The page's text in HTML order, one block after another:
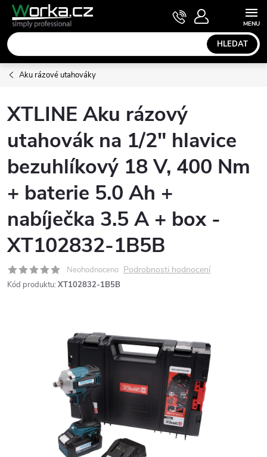
Přejít
obsah
HLEDAT
NÁKUPNÍ
KOŠÍK
Aku rázové utahováky
XTLINE Aku rázový
utahovák na 1/2" hlavice
bezuhlíkový 18 V, 400 Nm
+ baterie 5.0 Ah +
nabíječka 3.5 A + box -
XT102832-1B5B
Neohodnoceno Podrobnosti hodnocení
Kód produktu: XT102832-1B5B